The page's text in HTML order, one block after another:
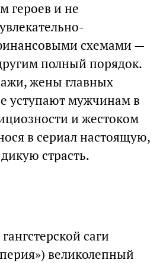
героев и не
схемами —
полный порядок.
жены главных
уступают мужчинам в
и жестоком
в сериал настоящую,
страсть.
саги
великолепный